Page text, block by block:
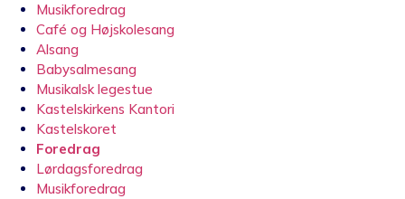
Musikforedrag
Café og Højskolesang
Alsang
Babysalmesang
Musikalsk legestue
Kastelskirkens Kantori
Kastelskoret
Foredrag
Lørdagsforedrag
Musikforedrag